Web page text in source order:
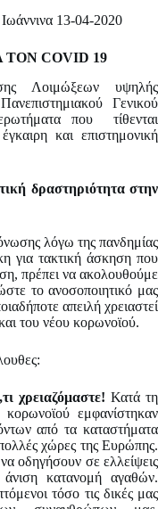
Ιωάννινα 13-04-2020
COVID 19
Λοιμώξεων υψηλής
Γενικού
που τίθενται
και επιστημονική
δραστηριότητα στην
λόγω της πανδημίας
για τακτική άσκηση που
πρέπει να ακολουθούμε
το ανοσοποιητικό μας
απειλή χρειαστεί
του νέου κορωνοϊού.
χρειαζόμαστε! Κατά τη
εμφανίστηκαν
από τα καταστήματα
χώρες της Ευρώπης.
οδηγήσουν σε ελλείψεις
άνιση κατανομή αγαθών.
τόσο τις δικές μας